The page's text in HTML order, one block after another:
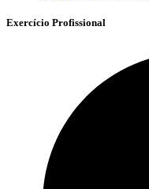
Exercício Profissional